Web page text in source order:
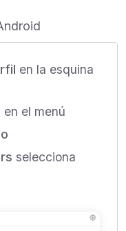
en la esquina
en el menú
selecciona